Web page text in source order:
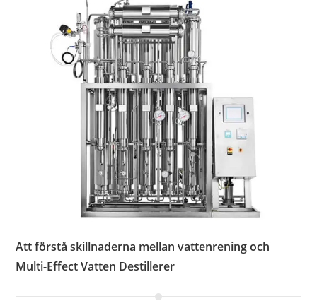
Att förstå skillnaderna mellan vattenrening och
Multi-Effect Vatten Destillerer